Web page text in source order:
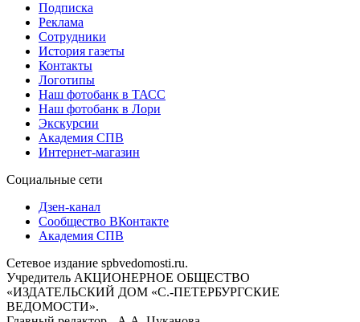
Подписка
Реклама
Сотрудники
История газеты
Контакты
Логотипы
Наш фотобанк в ТАСС
Наш фотобанк в Лори
Экскурсии
Академия СПВ
Интернет-магазин
Социальные сети
Дзен-канал
Сообщество ВКонтакте
Академия СПВ
Сетевое издание spbvedomosti.ru.
Учредитель АКЦИОНЕРНОЕ ОБЩЕСТВО
«ИЗДАТЕЛЬСКИЙ ДОМ «С.-ПЕТЕРБУРГСКИЕ
ВЕДОМОСТИ».